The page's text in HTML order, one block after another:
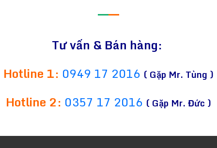
——
Tư vấn & Bán hàng:
Hotline 1: 0949 17 2016 ( Gặp Mr. Tùng )
Hotline 2: 0357 17 2016 ( Gặp Mr. Đức )